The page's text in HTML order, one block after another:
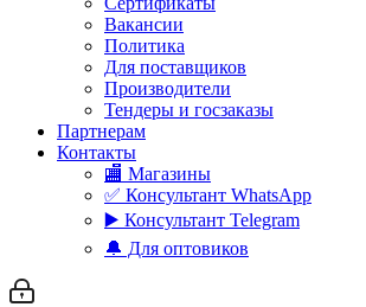
Вакансии
Политика
Для поставщиков
Производители
Тендеры и госзаказы
Партнерам
Контакты
🏬 Магазины
✅️ Консультант WhatsApp
▶️ Консультант Telegram
🔔 Для оптовиков